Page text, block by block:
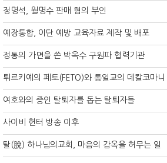
정명석, 월명수 판매 혐의 부인
예장통합, 이단 예방 교육자료 제작 및 배포
정통의 가면을 쓴 박옥수 구원파 협력기관
튀르키예의 페토(FETO)와 통일교의 데칼코마니
여호와의 증인 탈퇴자를 돕는 탈퇴자들
사이비 헌터 방송 이후
탈(脫) 하나님의교회, 마음의 감옥을 허무는 일